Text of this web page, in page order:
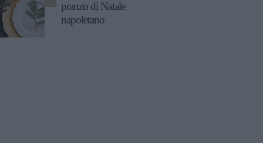
pranzo di Natale
napoletano